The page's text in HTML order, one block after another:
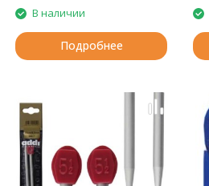
В наличии
Подробнее